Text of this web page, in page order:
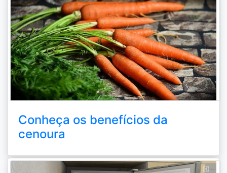
Conheça os benefícios da
cenoura